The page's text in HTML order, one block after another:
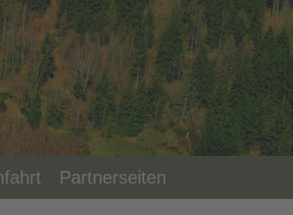
Partnerseiten